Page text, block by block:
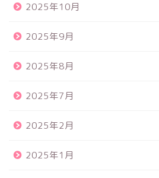
2025年10月
2025年9月
2025年8月
2025年7月
2025年2月
2025年1月